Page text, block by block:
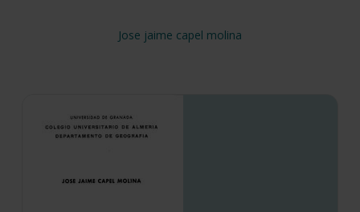
Jose jaime capel molina